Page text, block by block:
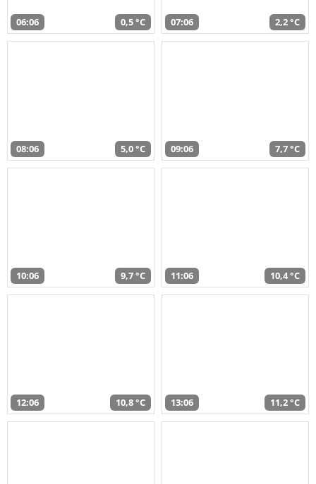
06:06 0,5 °C 07:06 2,2 °C
08:06 5,0 °C 09:06 7,7 °C
10:06 9,7 °C 11:06 10,4 °C
12:06 10,8 °C 13:06 11,2 °C